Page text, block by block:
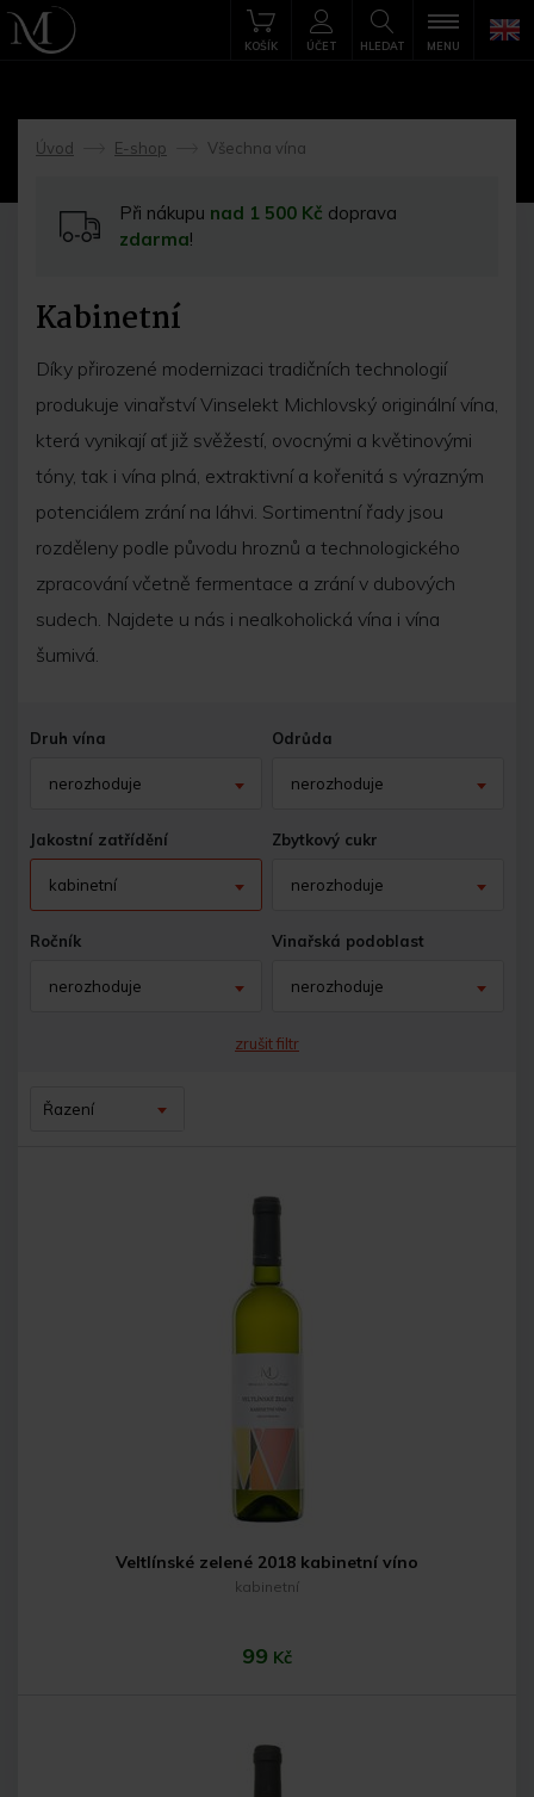
HLEDAT
KOŠÍK ÚČET MENU
Úvod
->
E-shop
->
Všechna vína
Při nákupu nad 1 500 Kč doprava
zdarma!
Kabinetní
Díky přirozené modernizaci tradičních technologií
produkuje vinařství Vinselekt Michlovský originální vína,
která vynikají ať již svěžestí, ovocnými a květinovými
tóny, tak i vína plná, extraktivní a kořenitá s výrazným
potenciálem zrání na láhvi. Sortimentní řady jsou
rozděleny podle původu hroznů a technologického
zpracování včetně fermentace a zrání v dubových
sudech. Najdete u nás i nealkoholická vína i vína
šumivá.
Druh vína
nerozhoduje
Odrůda
nerozhoduje
Jakostní zatřídění
kabinetní
Zbytkový cukr
nerozhoduje
Ročník
nerozhoduje
Vinařská podoblast
nerozhoduje
zrušit filtr
Řazení
Veltlínské zelené 2018 kabinetní víno
kabinetní
99 Kč